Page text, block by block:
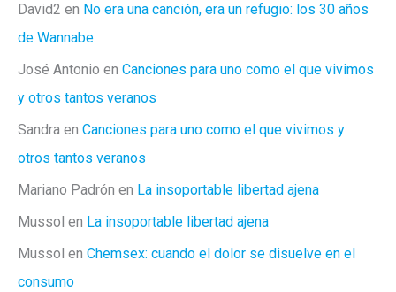
David2 en No era una canción, era un refugio: los 30 años
de Wannabe
José Antonio en Canciones para uno como el que vivimos
y otros tantos veranos
Sandra en Canciones para uno como el que vivimos y
otros tantos veranos
Mariano Padrón en La insoportable libertad ajena
Mussol en La insoportable libertad ajena
Mussol en Chemsex: cuando el dolor se disuelve en el
consumo